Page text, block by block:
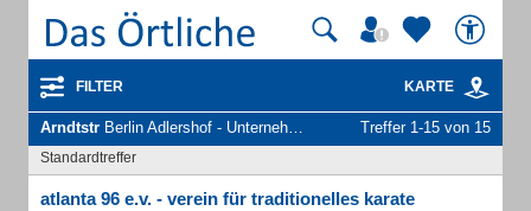
FILTER KARTE
Arndtstr Berlin Adlershof - Unternehmen und Personen Treffer 1-15 von 15
Standardtreffer
atlanta 96 e.v. - verein für traditionelles karate